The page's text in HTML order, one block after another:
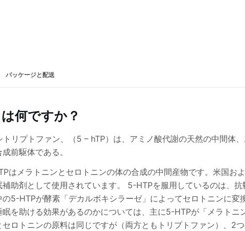
パッケージと配送
何ですか？
リプトファン、（5 – hTP）は、アミノ酸代謝の天然の中間体
前駆体である。
はメラトニンとセロトニンの体の合成の中間産物です。米国お
助剤として使用されています。 5-HTPを服用しているのは、
5-HTPが酵素「デカルボキシラーゼ」によってセロトニンに変
眠を助ける効果があるのか​​については、主に5-HTPが「メラトニ
セロトニンの原料は同じですが（両方ともトリプトファン）、2